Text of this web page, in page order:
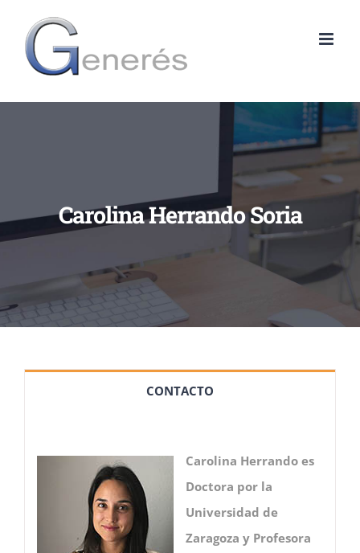
contenido
Carolina Herrando Soria
CONTACTO
Carolina Herrando es
Doctora por la
Universidad de
Zaragoza y Profesora